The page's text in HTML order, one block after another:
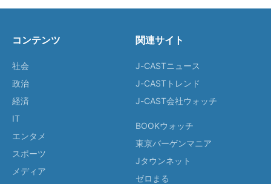
コンテンツ
社会
政治
経済
IT
エンタメ
スポーツ
メディア
関連サイト
J-CASTニュース
J-CASTトレンド
J-CAST会社ウォッチ
BOOKウォッチ
東京バーゲンマニア
Jタウンネット
ゼロまる